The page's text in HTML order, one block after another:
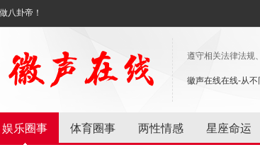
八卦帝！
遵守相关法律法规
徽声在线在线-从
娱乐圈事 体育圈事 两性情感 星座命运